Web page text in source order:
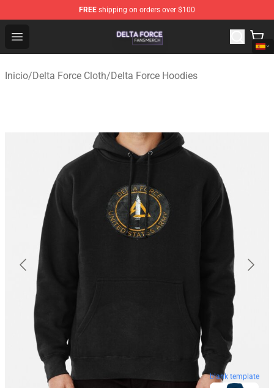
FREE shipping on orders over $100
Open menu
Delta Force Shop - Official Delta Force Merchandise
Inicio/Delta Force Cloth/Delta Force Hoodies
blank template